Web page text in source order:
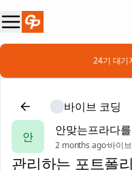
📣 24기 대
바이브 코딩
안
안맞는프라다
2 months ago·바이
관리하는 포트폴